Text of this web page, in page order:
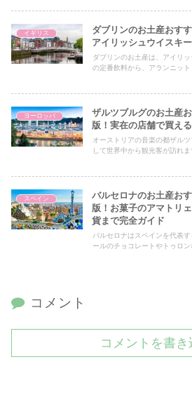
イギリス
ダブリンのお土産おす
アイリッシュウイスキ
ダブリンのお土産は、アイリ
の定番飲料から、アランニット
ヨーロッパ
ザルツブルグのお土産
版！実在の店舗で買え
オーストリアの音楽の都ザル
して世界中から観光客が訪れま
スペイン
バルセロナのお土産お
版！お菓子のアマトリ
貨まで完全ガイド
バルセロナはスペインを代表
ールのチョコレートやトゥロン
コメント
コメントを書き